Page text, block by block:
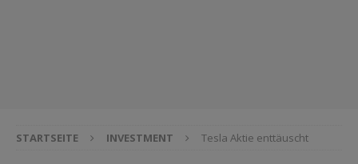
STARTSEITE INVESTMENT Tesla Aktie enttäuscht